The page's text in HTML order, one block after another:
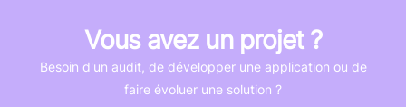
Vous avez un projet ?
Besoin d'un audit, de développer une application ou de
faire évoluer une solution ?